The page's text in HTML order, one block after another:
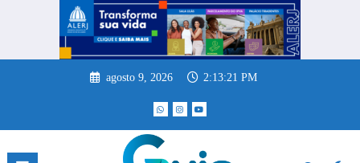
agosto 9, 2026 2:13:21 PM